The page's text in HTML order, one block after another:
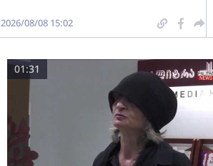
2026/08/08 15:02
01:31